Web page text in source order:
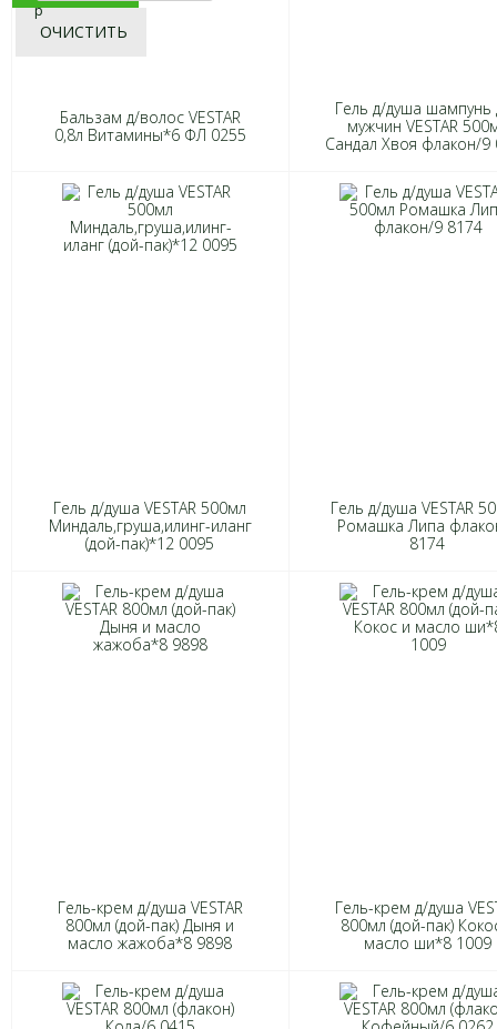
р
ОЧИСТИТЬ
Бальзам д/волос VESTAR
0,8л Витамины*6 ФЛ 0255
Гель д/душа шампунь
мужчин VESTAR
Сандал Хвоя флакон/9
Гель д/душа VESTAR 500мл
Миндаль,груша,илинг-иланг
(дой-пак)*12 0095
Гель д/душа VESTAR
Ромашка Липа
8174
Гель-крем д/душа VESTAR
800мл (дой-пак) Дыня и
масло жажоба*8 9898
Гель-крем д/душа
800мл (дой-пак)
масло ши*8 1009